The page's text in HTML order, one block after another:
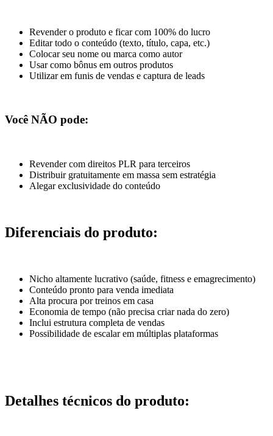
Revender o produto e ficar com 100% do lucro
Editar todo o conteúdo (texto, título, capa, etc.)
Colocar seu nome ou marca como autor
Usar como bônus em outros produtos
Utilizar em funis de vendas e captura de leads
Você NÃO pode:
Revender com direitos PLR para terceiros
Distribuir gratuitamente em massa sem estratégia
Alegar exclusividade do conteúdo
Diferenciais do produto:
Nicho altamente lucrativo (saúde, fitness e emagrecimento)
Conteúdo pronto para venda imediata
Alta procura por treinos em casa
Economia de tempo (não precisa criar nada do zero)
Inclui estrutura completa de vendas
Possibilidade de escalar em múltiplas plataformas
Detalhes técnicos do produto: